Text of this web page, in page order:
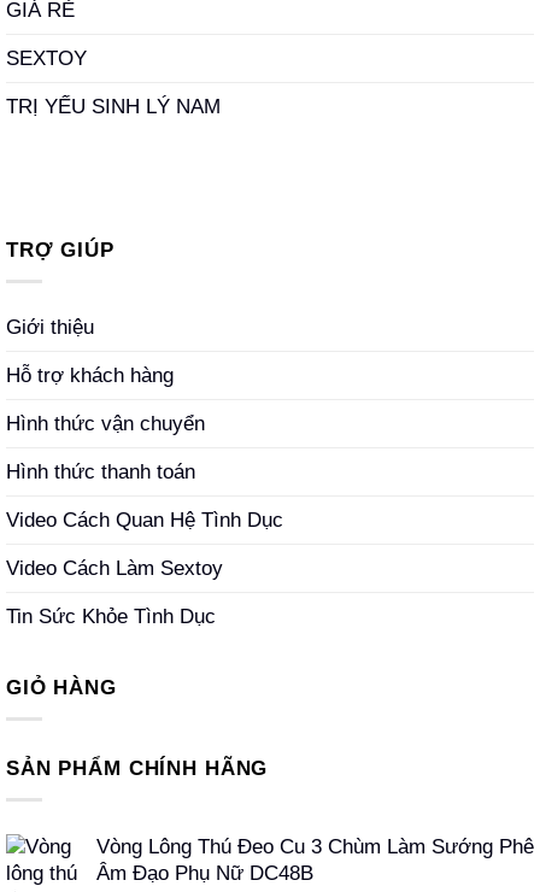
GIÁ RẺ
SEXTOY
TRỊ YẾU SINH LÝ NAM
TRỢ GIÚP
Giới thiệu
Hỗ trợ khách hàng
Hình thức vận chuyển
Hình thức thanh toán
Video Cách Quan Hệ Tình Dục
Video Cách Làm Sextoy
Tin Sức Khỏe Tình Dục
GIỎ HÀNG
SẢN PHẨM CHÍNH HÃNG
Vòng Lông Thú Đeo Cu 3 Chùm Làm Sướng Phê
Âm Đạo Phụ Nữ DC48B